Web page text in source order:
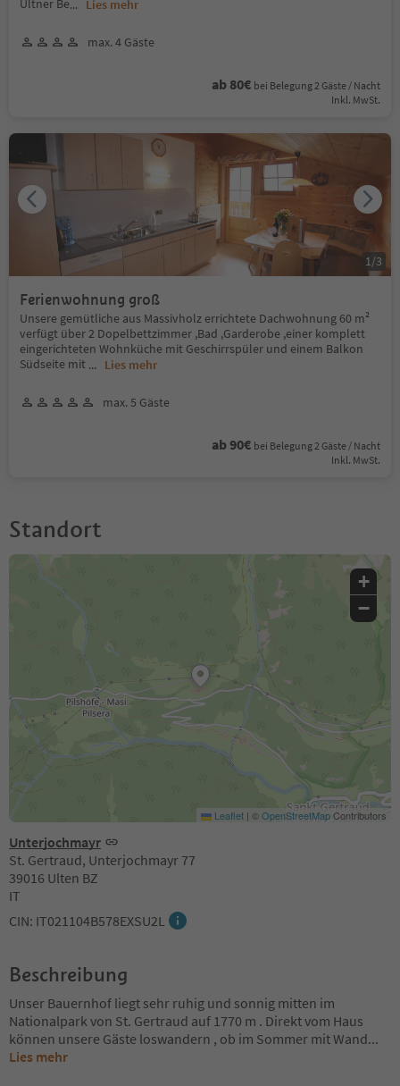
... Lies mehr
max. 4 Gäste
ab 80€ bei Belegung 2 Gäste / Nacht
Inkl. MwSt.
Ferienwohnung groß
Unsere gemütliche aus Massivholz errichtete Dachwohnung 60 m²
verfügt über 2 Dopelbettzimmer ,Bad ,Garderobe ,einer komplett
eingerichteten Wohnküche mit Geschirrspüler und einem Balkon
Südseite mit ... Lies mehr
max. 5 Gäste
ab 90€ bei Belegung 2 Gäste / Nacht
Inkl. MwSt.
1 /3
Standort
Unterjochmayr
St. Gertraud, Unterjochmayr 77
39016 Ulten BZ
IT
CIN: IT021104B578EXSU2L
+
−
Leaflet | ©OpenStreetMapContributors
Beschreibung
Unser Bauernhof liegt sehr ruhig und sonnig mitten im
Nationalpark von St. Gertraud auf 1770 m . Direkt vom Haus
können unsere Gäste loswandern , ob im Sommer mit Wand...
Lies mehr